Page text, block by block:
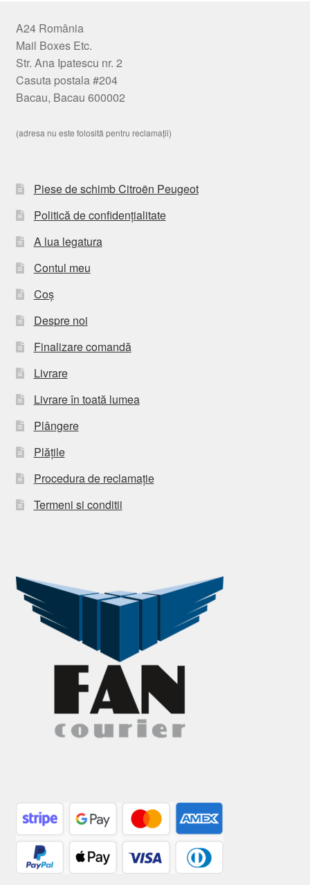
A24 România
Mail Boxes Etc.
Str. Ana Ipatescu nr. 2
Casuta postala #204
Bacau, Bacau 600002
(adresa nu este folosită pentru reclamații)
Piese de schimb Citroën Peugeot
Politică de confidențialitate
A lua legatura
Contul meu
Coș
Despre noi
Finalizare comandă
Livrare
Livrare în toată lumea
Plângere
Plățile
Procedura de reclamație
Termeni si conditii